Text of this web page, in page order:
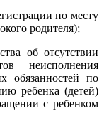
по месту
родителя);
об отсутствии
неисполнения
обязанностей по
ребенка (детей)
с ребенком